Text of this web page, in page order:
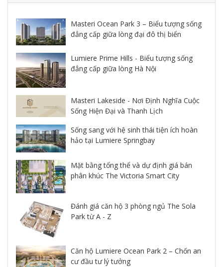
Masteri Ocean Park 3 – Biểu tượng sống
đẳng cấp giữa lòng đại đô thị biển
Lumiere Prime Hills - Biểu tượng sống
đẳng cấp giữa lòng Hà Nội
Masteri Lakeside - Nơi Định Nghĩa Cuộc
Sống Hiện Đại và Thanh Lịch
Sống sang với hệ sinh thái tiện ích hoàn
hảo tại Lumiere Springbay
Mặt bằng tổng thể và dự định giá bán
phân khúc The Victoria Smart City
Đánh giá căn hộ 3 phòng ngủ The Sola
Park từ A - Z
Căn hộ Lumiere Ocean Park 2 – Chốn an
cư đầu tư lý tưởng